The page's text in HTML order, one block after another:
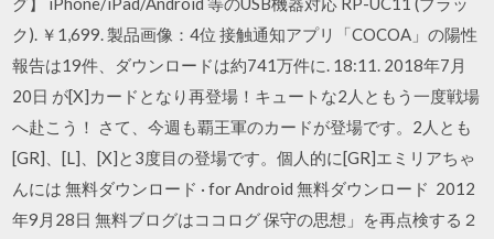
ク). ￥1,699. 製品画像：4位 接触通知アプリ「COCOA」の陽性
報告は19件、ダウンロードは約741万件に. 18:11. 2018年7月
20日 が[X]カードとなり再登場！キュートな2人ともう一度戦場
へ赴こう！ さて、今週も覇王軍のカードが登場です。2人とも
[GR]、[L]、[X]と3度目の登場です。個人的に[GR]エミリアちゃ
んには 無料ダウンロード · for Android 無料ダウンロード 2012
年9月28日 無料ブログはココログ 保守の思想」を再点検する２